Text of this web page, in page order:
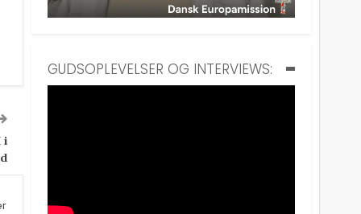
i
GUDSOPLEVELSER OG INTERVIEWS: